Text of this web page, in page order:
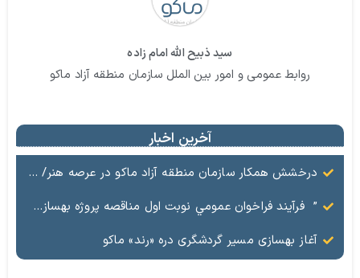
سید ذبیح الله امام زاده
روابط عمومی و امور بین الملل سازمان منطقه آزاد ماکو
آخرین اخبار
درخشش همکار سازمان منطقه آزاد ماکو در عرصه هنر/ مستند تاریخی «زری خانم» به کارگردانی احد عبادی رونمایی شد
” فرآيند فراخوان عمومي نوبت اول مناقصه پروژه بهسازي و آسفالت راه و پاركينگ مجموعه آب درماني شهرستان شوط منطقه آزاد ماكو “
آغاز بهسازی مسیر گردشگری دره «رند» ماکو